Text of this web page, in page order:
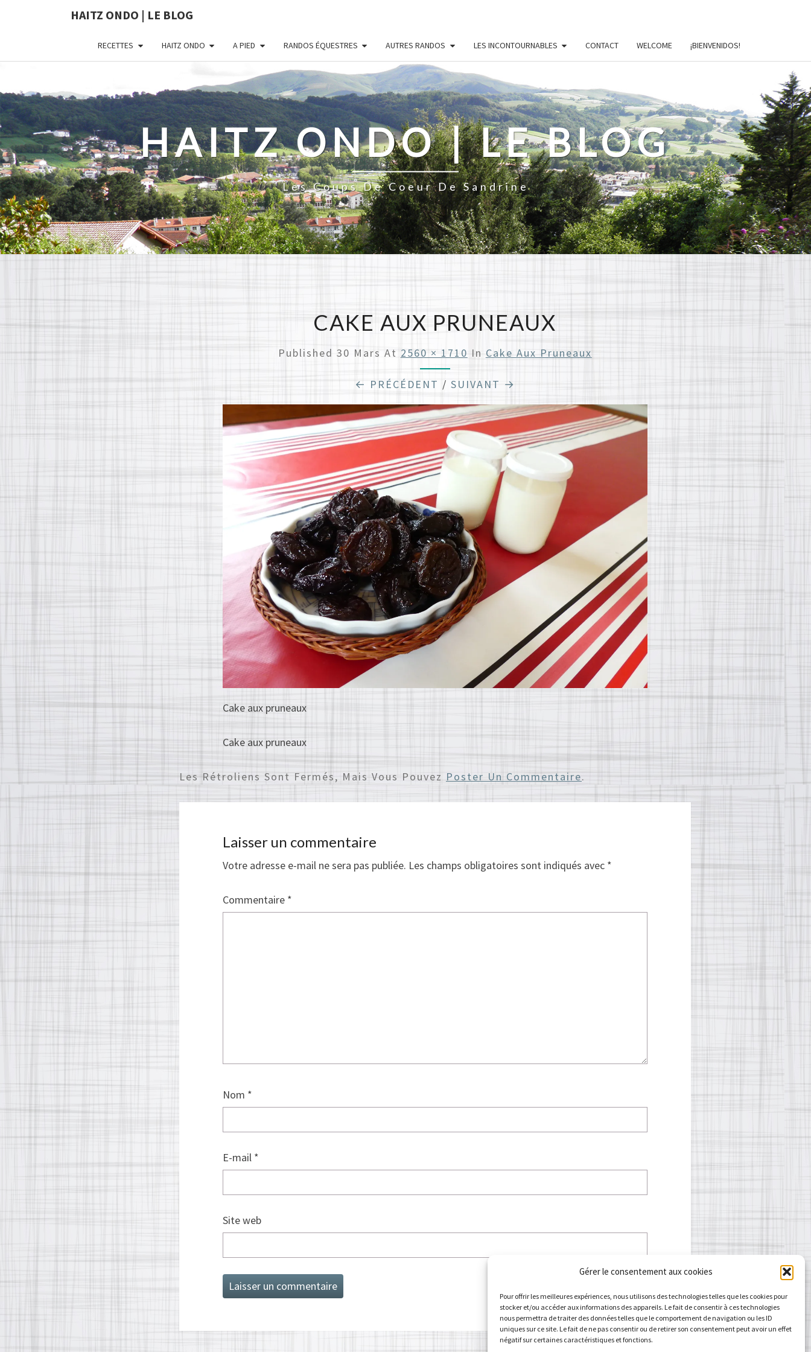
Gérer le consentement aux cookies
Pour offrir les meilleures expériences, nous utilisons des technologies telles que les cookies pour
stocker et/ou accéder aux informations des appareils. Le fait de consentir à ces technologies
nous permettra de traiter des données telles que le comportement de navigation ou les ID
uniques sur ce site. Le fait de ne pas consentir ou de retirer son consentement peut avoir un effet
négatif sur certaines caractéristiques et fonctions.
HAITZ ONDO | LE BLOG
RECETTES HAITZ ONDO A PIED RANDOS ÉQUESTRES AUTRES RANDOS LES INCONTOURNABLES CONTACT WELCOME ¡BIENVENIDOS!
HAITZ ONDO | LE BLOG
Les Coups De Coeur De Sandrine
CAKE AUX PRUNEAUX
Published 30 Mars At 2560 × 1710 In Cake Aux Pruneaux
← PRÉCÉDENT / SUIVANT →
Cake aux pruneaux
Cake aux pruneaux
Les Rétroliens Sont Fermés, Mais Vous Pouvez Poster Un Commentaire.
Laisser un commentaire
Votre adresse e-mail ne sera pas publiée. Les champs obligatoires sont indiqués avec *
Commentaire *
Nom *
E-mail *
Site web